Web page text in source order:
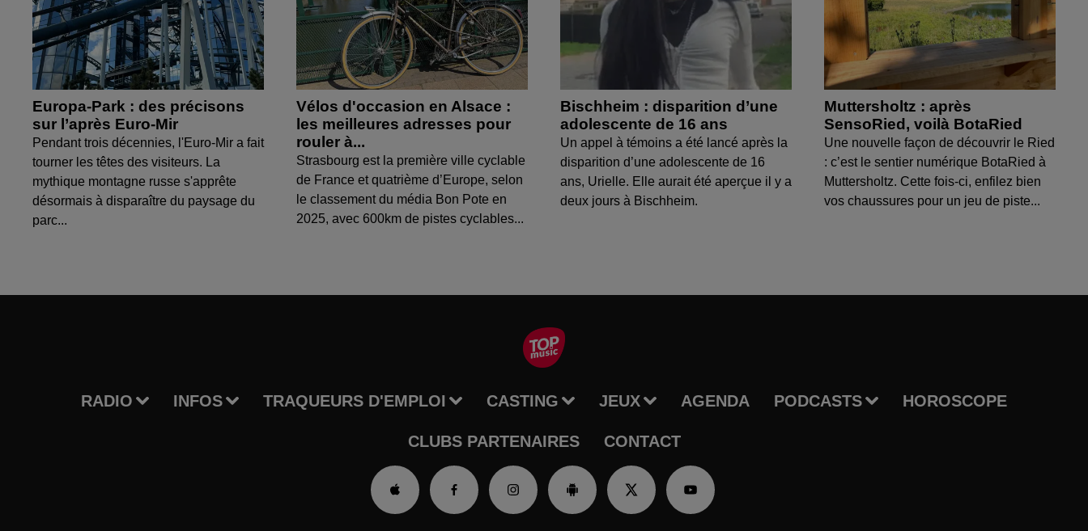
Europa-Park : des précisons
sur l’après Euro-Mir
Pendant trois décennies, l'Euro-Mir a fait
tourner les têtes des visiteurs. La
mythique montagne russe s'apprête
désormais à disparaître du paysage du
parc...
Vélos d'occasion en Alsace :
les meilleures adresses pour
rouler à...
Strasbourg est la première ville cyclable
de France et quatrième d’Europe, selon
le classement du média Bon Pote en
2025, avec 600km de pistes cyclables...
Bischheim : disparition d’une
adolescente de 16 ans
Un appel à témoins a été lancé après la
disparition d’une adolescente de 16
ans, Urielle. Elle aurait été aperçue il y a
deux jours à Bischheim.
Muttersholtz : après
SensoRied, voilà BotaRied
Une nouvelle façon de découvrir le Ried
: c’est le sentier numérique BotaRied à
Muttersholtz. Cette fois-ci, enfilez bien
vos chaussures pour un jeu de piste...
RADIO INFOS TRAQUEURS D'EMPLOI CASTING JEUX AGENDA PODCASTS HOROSCOPE
CLUBS PARTENAIRES CONTACT